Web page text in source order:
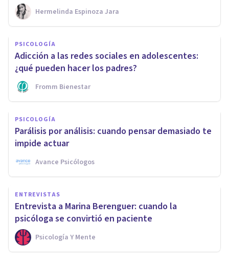
Hermelinda Espinoza Jara
PSICOLOGÍA
Adicción a las redes sociales en adolescentes:
¿qué pueden hacer los padres?
Fromm Bienestar
PSICOLOGÍA
Parálisis por análisis: cuando pensar demasiado te
impide actuar
Avance Psicólogos
ENTREVISTAS
Entrevista a Marina Berenguer: cuando la
psicóloga se convirtió en paciente
Psicología Y Mente